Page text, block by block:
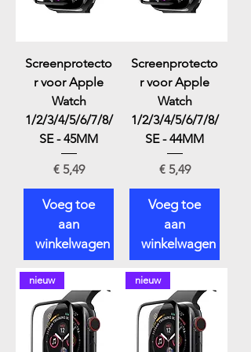
Screenprotecto
r voor Apple
Watch
1/2/3/4/5/6/7/8/
SE - 45MM
Prijs
€ 5,49
Voeg toe
aan
winkelwagen
Screenprotecto
r voor Apple
Watch
1/2/3/4/5/6/7/8/
SE - 44MM
Prijs
€ 5,49
Voeg toe
aan
winkelwagen
nieuw nieuw